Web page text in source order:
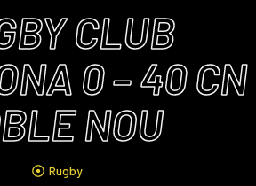
CLUB
0 – 40 CN
NOU
Rugby